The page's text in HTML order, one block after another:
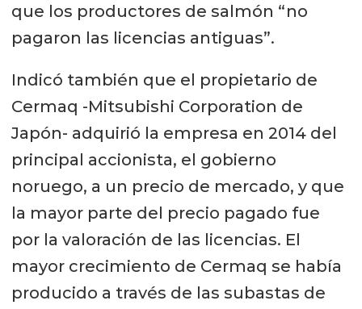
que los productores de salmón “no
pagaron las licencias antiguas”.
Indicó también que el propietario de
Cermaq -Mitsubishi Corporation de
Japón- adquirió la empresa en 2014 del
principal accionista, el gobierno
noruego, a un precio de mercado, y que
la mayor parte del precio pagado fue
por la valoración de las licencias. El
mayor crecimiento de Cermaq se había
producido a través de las subastas de